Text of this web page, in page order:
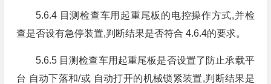
5.6.4 目测检查车用起重尾板的电控操作方式,并检
查是否设有急停装置,判断结果是否符合 4.6.4的要求。
5.6.5 目测检查车用起重尾板是否设置了防止承载平
台 自动下落和/或 自动打开的机械锁紧装置,判断结果是